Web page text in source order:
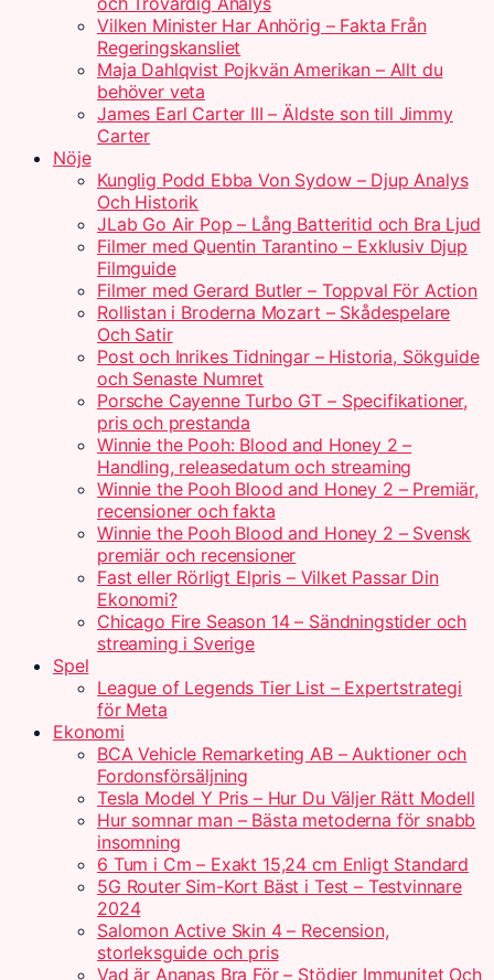
Vilken Minister Har Anhörig – Fakta Från
Regeringskansliet
Maja Dahlqvist Pojkvän Amerikan – Allt du
behöver veta
James Earl Carter III – Äldste son till Jimmy
Carter
Nöje
Kunglig Podd Ebba Von Sydow – Djup Analys
Och Historik
JLab Go Air Pop – Lång Batteritid och Bra Ljud
Filmer med Quentin Tarantino – Exklusiv Djup
Filmguide
Filmer med Gerard Butler – Toppval För Action
Rollistan i Broderna Mozart – Skådespelare
Och Satir
Post och Inrikes Tidningar – Historia, Sökguide
och Senaste Numret
Porsche Cayenne Turbo GT – Specifikationer,
pris och prestanda
Winnie the Pooh: Blood and Honey 2 –
Handling, releasedatum och streaming
Winnie the Pooh Blood and Honey 2 – Premiär,
recensioner och fakta
Winnie the Pooh Blood and Honey 2 – Svensk
premiär och recensioner
Fast eller Rörligt Elpris – Vilket Passar Din
Ekonomi?
Chicago Fire Season 14 – Sändningstider och
streaming i Sverige
Spel
League of Legends Tier List – Expertstrategi
för Meta
Ekonomi
BCA Vehicle Remarketing AB – Auktioner och
Fordonsförsäljning
Tesla Model Y Pris – Hur Du Väljer Rätt Modell
Hur somnar man – Bästa metoderna för snabb
insomning
6 Tum i Cm – Exakt 15,24 cm Enligt Standard
5G Router Sim-Kort Bäst i Test – Testvinnare
2024
Salomon Active Skin 4 – Recension,
storleksguide och pris
Vad är Ananas Bra För – Stödjer Immunitet Och